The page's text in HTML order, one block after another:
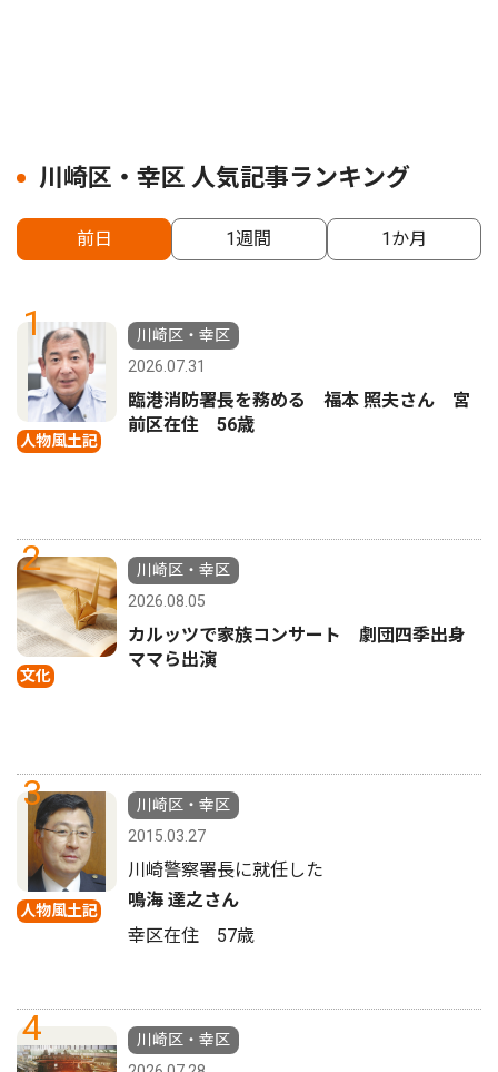
川崎区・幸区 人気記事ランキング
前日 1週間 1か月
1
人物風土記
川崎区・幸区
2026.07.31
臨港消防署長を務める 福本 照夫さん 宮
前区在住 56歳
2
文化
川崎区・幸区
2026.08.05
カルッツで家族コンサート 劇団四季出身
ママら出演
3
人物風土記
川崎区・幸区
2015.03.27
川崎警察署長に就任した
鳴海 達之さん
幸区在住 57歳
4
川崎区・幸区